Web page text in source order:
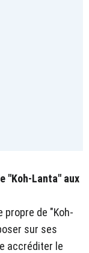
"Koh-Lanta" aux
propre de "Koh-
sur ses
accréditer le